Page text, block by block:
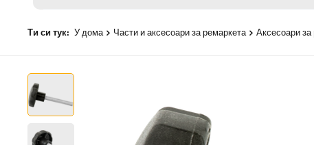
Ти си тук: У дома Части и аксесоари за ремаркета Аксесоари